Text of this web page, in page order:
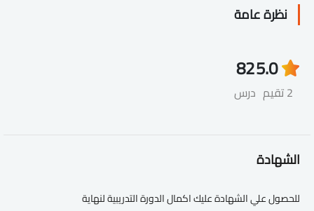
نظرة عامة
5.0
2 تقيم
82
درس
الشهادة
للحصول علي الشهادة عليك اكمال الدورة التدريبية لنهاية